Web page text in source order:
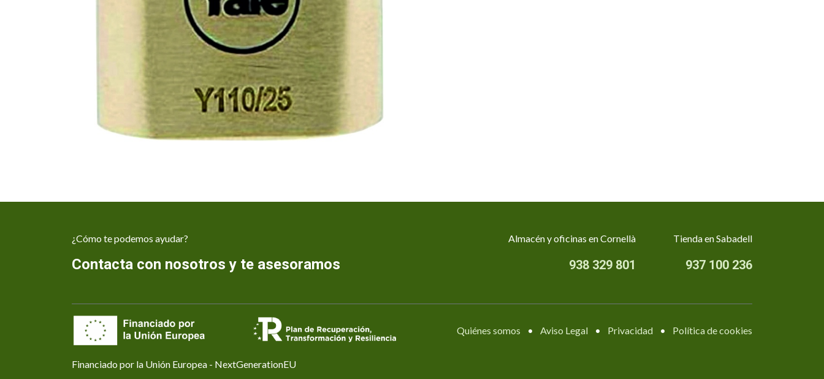
¿Cómo te podemos ayudar?
Contacta con nosotros y te asesoramos
Almacén y oficinas en Cornellà
938 329 801
Tienda en Sabadell
937 100 236
Quiénes somos • Aviso Legal • Privacidad • Política de cookies
Financiado por la Unión Europea - NextGenerationEU